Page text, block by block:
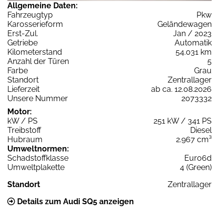
Allgemeine Daten:
Fahrzeugtyp
Pkw
Karosserieform
Geländewagen
Erst-Zul.
Jan / 2023
Getriebe
Automatik
Kilometerstand
54.031 km
Anzahl der Türen
5
Farbe
Grau
Standort
Zentrallager
Lieferzeit
ab ca. 12.08.2026
Unsere Nummer
2073332
Motor:
kW / PS
251 kW / 341 PS
Treibstoff
Diesel
Hubraum
2.967 cm³
Umweltnormen:
Schadstoffklasse
Euro6d
Umweltplakette
4 (Green)
Standort
Zentrallager
Details zum Audi SQ5 anzeigen